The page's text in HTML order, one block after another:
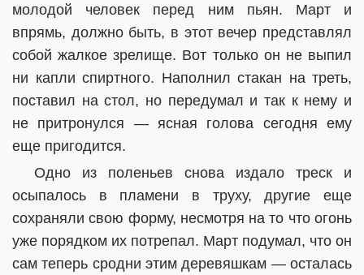
молодой человек перед ним пьян. Март и
впрямь, должно быть, в этот вечер представлял
собой жалкое зрелище. Вот только он не выпил
ни капли спиртного. Наполнил стакан на треть,
поставил на стол, но передумал и так к нему и
не притронулся — ясная голова сегодня ему
еще пригодится.
Одно из поленьев снова издало треск и
осыпалось в пламени в труху, другие еще
сохраняли свою форму, несмотря на то что огонь
уже порядком их потрепал. Март подумал, что он
сам теперь сродни этим деревяшкам — осталась